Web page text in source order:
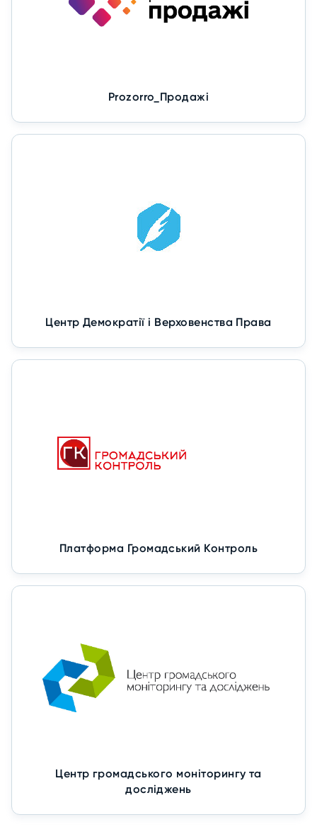
Prozorro_Продажі
Центр Демократії і Верховенства Права
Платформа Громадський Контроль
Центр громадського моніторингу та
досліджень